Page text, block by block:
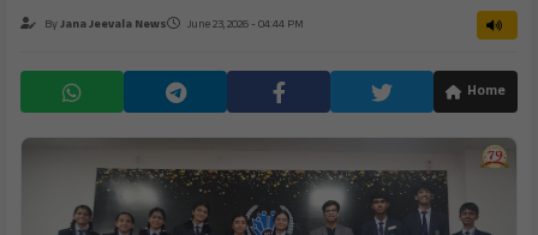
ByJana Jeevala News June 23, 2026 - 04:44 PM
Home